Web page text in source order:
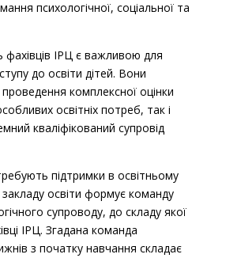
психологічної, соціальної та
фахівців ІРЦ є важливою для
до освіти дітей. Вони
комплексної оцінки
освітніх потреб, так і
кваліфікований супровід
підтримки в освітньому
закладу освіти формує команду
супроводу, до складу якої
ІРЦ. Згадана команда
з початку навчання складає